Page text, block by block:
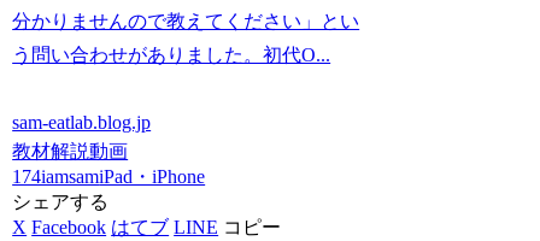
分かりませんので教えてください」とい
う問い合わせがありました。初代O...
sam-eatlab.blog.jp
教材解説動画
174iamsamiPad・iPhone
シェアする
X Facebook はてブ LINE コピー